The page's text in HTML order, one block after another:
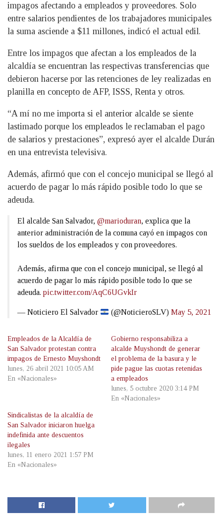
impagos afectando a empleados y proveedores. Solo
entre salarios pendientes de los trabajadores municipales
la suma asciende a $11 millones, indicó el actual edil.
Entre los impagos que afectan a los empleados de la
alcaldía se encuentran las respectivas transferencias que
debieron hacerse por las retenciones de ley realizadas en
planilla en concepto de AFP, ISSS, Renta y otros.
“A mí no me importa si el anterior alcalde se siente
lastimado porque los empleados le reclamaban el pago
de salarios y prestaciones”, expresó ayer el alcalde Durán
en una entrevista televisiva.
Además, afirmó que con el concejo municipal se llegó al
acuerdo de pagar lo más rápido posible todo lo que se
adeuda.
El alcalde San Salvador, @marioduran, explica que la
anterior administración de la comuna cayó en impagos con
los sueldos de los empleados y con proveedores.
Además, afirma que con el concejo municipal, se llegó al
acuerdo de pagar lo más rápido posible todo lo que se
adeuda. pic.twitter.com/AqC6UGvkIr
— Noticiero El Salvador (@NoticieroSLV)May 5, 2021
Empleados de la Alcaldía de
San Salvador protestan contra
impagos de Ernesto Muyshondt
lunes, 26 abril 2021 10:05 AM
En «Nacionales»
Gobierno responsabiliza a
alcalde Muyshondt de generar
el problema de la basura y le
pide pague las cuotas retenidas
a empleados
lunes, 5 octubre 2020 3:14 PM
En «Nacionales»
Sindicalistas de la alcaldía de
San Salvador iniciaron huelga
indefinida ante descuentos
ilegales
lunes, 11 enero 2021 1:57 PM
En «Nacionales»